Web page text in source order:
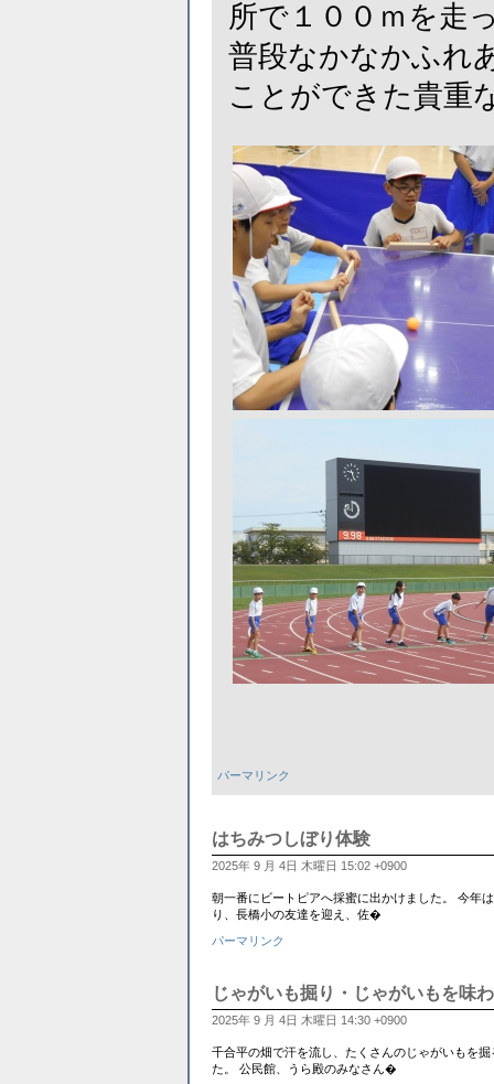
所で１００ｍを走
普段なかなかふれ
ことができた貴重
パーマリンク
はちみつしぼり体験
2025年 9 月 4日 木曜日 15:02 +0900
朝一番にビートピアへ採蜜に出かけました。 今年
り、長橋小の友達を迎え、佐�
パーマリンク
じゃがいも掘り・じゃがいもを味
2025年 9 月 4日 木曜日 14:30 +0900
千合平の畑で汗を流し、たくさんのじゃがいもを
た。 公民館、うら殿のみなさん�